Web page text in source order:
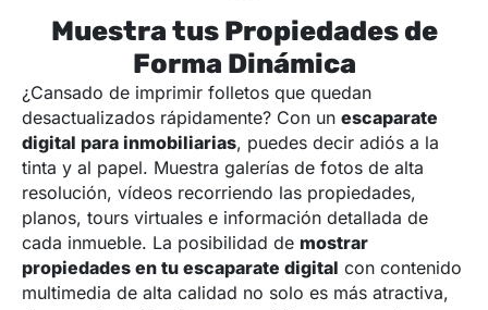
Muestra tus Propiedades de
Forma Dinámica
¿Cansado de imprimir folletos que quedan
desactualizados rápidamente? Con un escaparate
digital para inmobiliarias, puedes decir adiós a la
tinta y al papel. Muestra galerías de fotos de alta
resolución, vídeos recorriendo las propiedades,
planos, tours virtuales e información detallada de
cada inmueble. La posibilidad de mostrar
propiedades en tu escaparate digital con contenido
multimedia de alta calidad no solo es más atractiva,